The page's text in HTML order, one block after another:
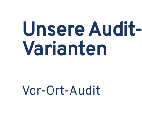
Unsere Audit-
Varianten
Vor-Ort-Audit